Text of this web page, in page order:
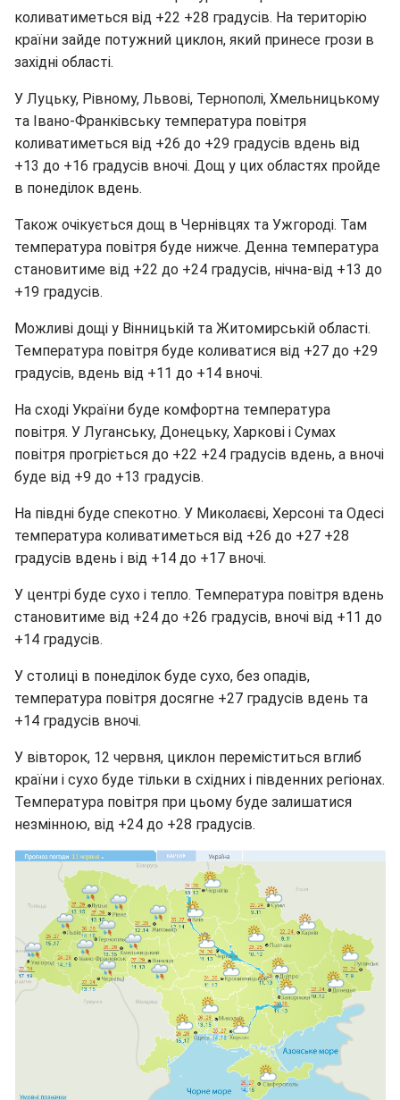
коливатиметься від +22 +28 градусів. На територію
країни зайде потужний циклон, який принесе грози в
західні області.
У Луцьку, Рівному, Львові, Тернополі, Хмельницькому
та Івано-Франківську температура повітря
коливатиметься від +26 до +29 градусів вдень від
+13 до +16 градусів вночі. Дощ у цих областях пройде
в понеділок вдень.
Також очікується дощ в Чернівцях та Ужгороді. Там
температура повітря буде нижче. Денна температура
становитиме від +22 до +24 градусів, нічна-від +13 до
+19 градусів.
Можливі дощі у Вінницькій та Житомирській області.
Температура повітря буде коливатися від +27 до +29
градусів, вдень від +11 до +14 вночі.
На сході України буде комфортна температура
повітря. У Луганську, Донецьку, Харкові і Сумах
повітря прогріється до +22 +24 градусів вдень, а вночі
буде від +9 до +13 градусів.
На півдні буде спекотно. У Миколаєві, Херсоні та Одесі
температура коливатиметься від +26 до +27 +28
градусів вдень і від +14 до +17 вночі.
У центрі буде сухо і тепло. Температура повітря вдень
становитиме від +24 до +26 градусів, вночі від +11 до
+14 градусів.
У столиці в понеділок буде сухо, без опадів,
температура повітря досягне +27 градусів вдень та
+14 градусів вночі.
У вівторок, 12 червня, циклон переміститься вглиб
країни і сухо буде тільки в східних і південних регіонах.
Температура повітря при цьому буде залишатися
незмінною, від +24 до +28 градусів.